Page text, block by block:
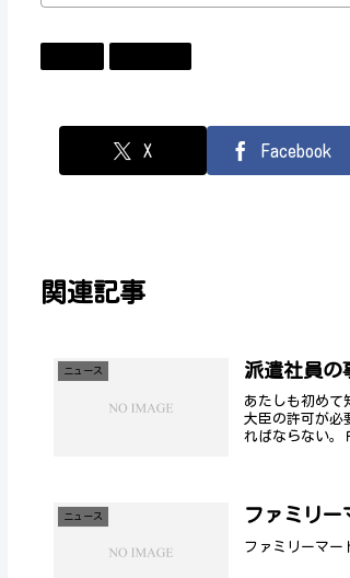
X Facebook
関連記事
ニュース 派遣社員の
あたしも初めて
大臣の許可が必
ればならない。
ニュース ファミリー
ファミリーマー